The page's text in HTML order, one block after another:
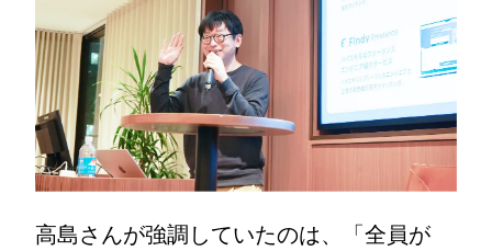
高島さんが強調していたのは、「全員が